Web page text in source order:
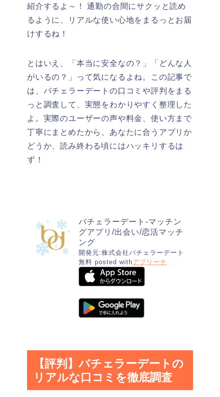
紹介するよ～！ 通勤の合間にサクッと読め
るように、リアルな使い心地をまるっとお届
けするね！
とはいえ、「本当に安全なの？」「どんな人
がいるの？」って気になるよね。この記事で
は、バチェラーデートの口コミや評判をまる
っと調査して、実態をわかりやすく整理した
よ。実際のユーザーの声や料金、使い方まで
丁寧にまとめたから、あなたに合うアプリか
どうか、読み終わる頃にはハッキリするは
ず！
バチェラーデート-マッチン
グアプリ/出会い/恋活マッチ
ング
開発元:株式会社バチェラーデート
無料 posted withアプリーチ
【評判】バチェラーデートの
リアルな口コミを徹底調査